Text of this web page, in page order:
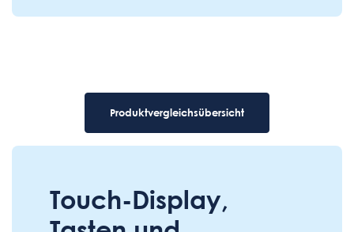
Produktvergleichsübersicht
Touch-Display,